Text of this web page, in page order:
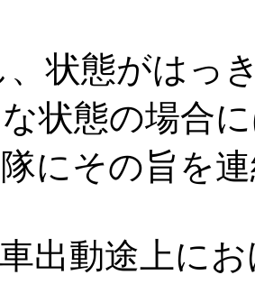
状態がはっ
状態の場合
にその旨を
出動途上に